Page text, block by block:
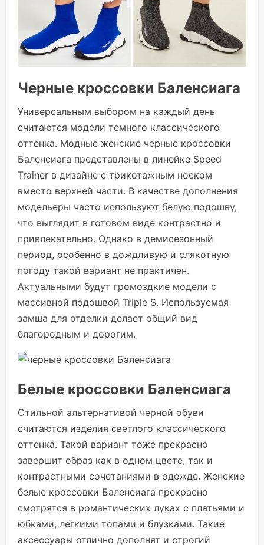
Черные кроссовки Баленсиага
Универсальным выбором на каждый день
считаются модели темного классического
оттенка. Модные женские черные кроссовки
Баленсиага представлены в линейке Speed
Trainer в дизайне с трикотажным носком
вместо верхней части. В качестве дополнения
модельеры часто используют белую подошву,
что выглядит в готовом виде контрастно и
привлекательно. Однако в демисезонный
период, особенно в дождливую и слякотную
погоду такой вариант не практичен.
Актуальными будут громоздкие модели с
массивной подошвой Triple S. Используемая
замша для отделки делает общий вид
благородным и дорогим.
Белые кроссовки Баленсиага
Стильной альтернативой черной обуви
считаются изделия светлого классического
оттенка. Такой вариант тоже прекрасно
завершит образ как в одном цвете, так и
контрастными сочетаниями в одежде. Женские
белые кроссовки Баленсиага прекрасно
смотрятся в романтических луках с платьями и
юбками, легкими топами и блузками. Такие
аксессуары отлично дополнят и строгий